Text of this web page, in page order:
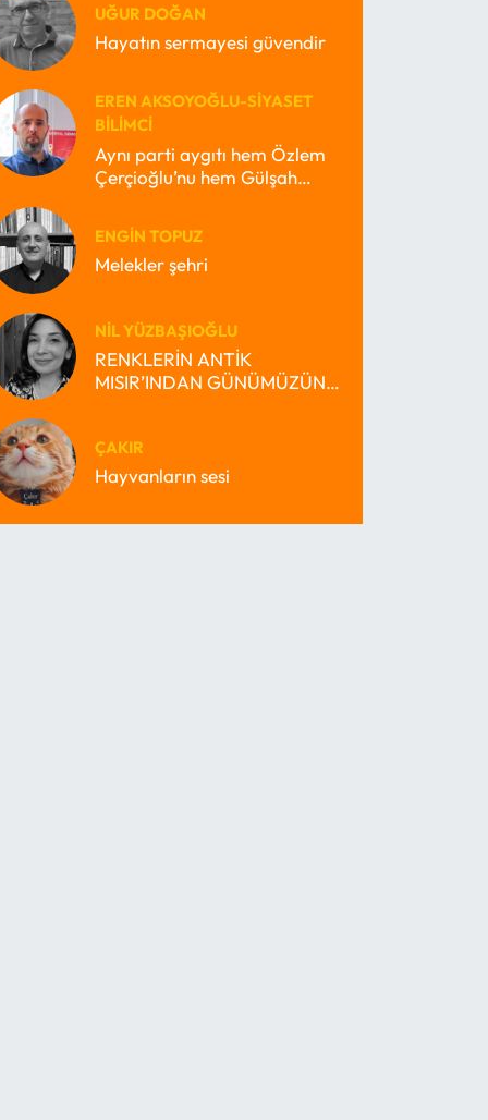
UĞUR DOĞAN
Hayatın sermayesi güvendir
EREN AKSOYOĞLU-SIYASET
BILIMCI
Aynı parti aygıtı hem Özlem
Çerçioğlu’nu hem Gülşah
ENGIN TOPUZ
Melekler şehri
NIL YÜZBAŞIOĞLU
RENKLERİN ANTİK
MISIR’INDAN GÜNÜMÜZÜN
ÇAKIR
Hayvanların sesi